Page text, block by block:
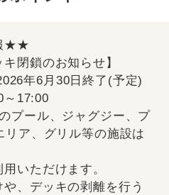
★★
閉鎖のお知らせ】
年6月30日終了(予定)
17:00
プール、ジャグジー、プ
リア、グリル等の施設は
いただけます。
、デッキの剥離を行う